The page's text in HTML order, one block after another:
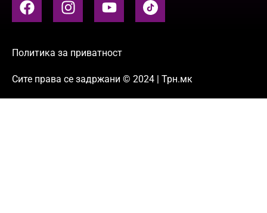
Политика за приватност
Сите права се задржани © 2024 | Трн.мк